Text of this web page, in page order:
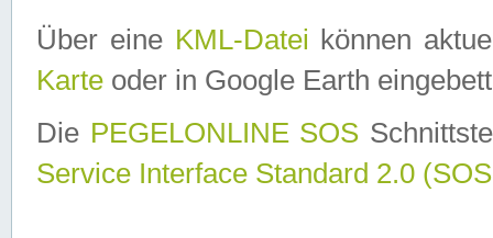
Über eine KML-Datei können
Karte oder in Google Earth
Die PEGELONLINE SOS
Service Interface Standard 2.0